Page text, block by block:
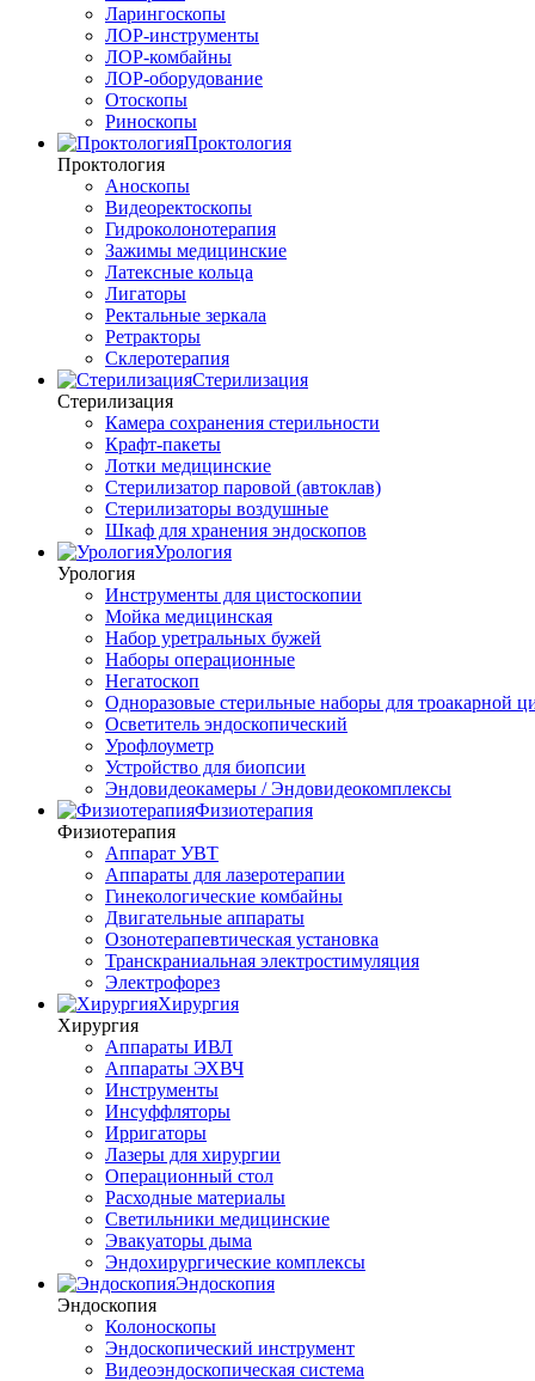
Ларингоскопы
ЛОР-инструменты
ЛОР-комбайны
ЛОР-оборудование
Отоскопы
Риноскопы
Проктология
Проктология
Аноскопы
Видеоректоскопы
Гидроколонотерапия
Зажимы медицинские
Латексные кольца
Лигаторы
Ректальные зеркала
Ретракторы
Склеротерапия
Стерилизация
Стерилизация
Камера сохранения стерильности
Крафт-пакеты
Лотки медицинские
Стерилизатор паровой (автоклав)
Стерилизаторы воздушные
Шкаф для хранения эндоскопов
Урология
Урология
Инструменты для цистоскопии
Мойка медицинская
Набор уретральных бужей
Наборы операционные
Негатоскоп
Одноразовые стерильные наборы для троакарной
Осветитель эндоскопический
Урофлоуметр
Устройство для биопсии
Эндовидеокамеры / Эндовидеокомплексы
Физиотерапия
Физиотерапия
Аппарат УВТ
Аппараты для лазеротерапии
Гинекологические комбайны
Двигательные аппараты
Озонотерапевтическая установка
Транскраниальная электростимуляция
Электрофорез
Хирургия
Хирургия
Аппараты ИВЛ
Аппараты ЭХВЧ
Инструменты
Инсуффляторы
Ирригаторы
Лазеры для хирургии
Операционный стол
Расходные материалы
Светильники медицинские
Эвакуаторы дыма
Эндохирургические комплексы
Эндоскопия
Эндоскопия
Колоноскопы
Эндоскопический инструмент
Видеоэндоскопическая система